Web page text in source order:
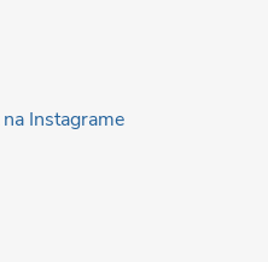
Instagrame